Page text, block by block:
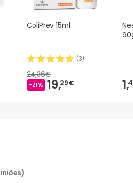
ColiPrev 15ml
(3)
24,36€
-21% 19,29€ 1,